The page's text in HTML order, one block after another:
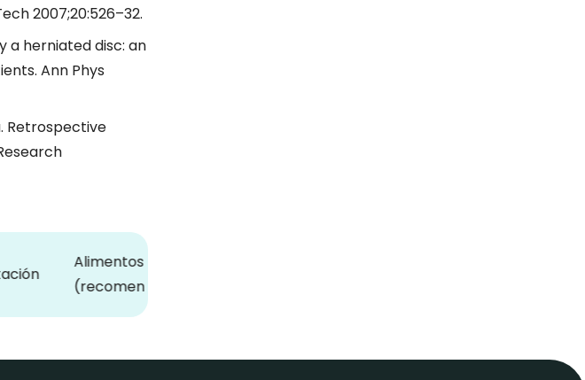
2007;20:526–32.
a herniated disc: an
Ann Phys
Retrospective
Alimentos que favorecen el sueño reparador
(recomendados en la cena)